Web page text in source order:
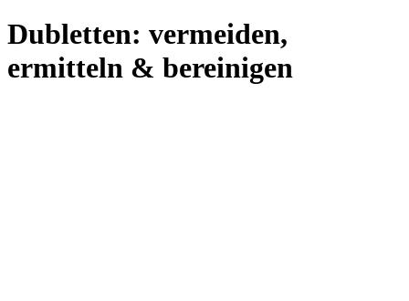
Dubletten: vermeiden,
ermitteln & bereinigen